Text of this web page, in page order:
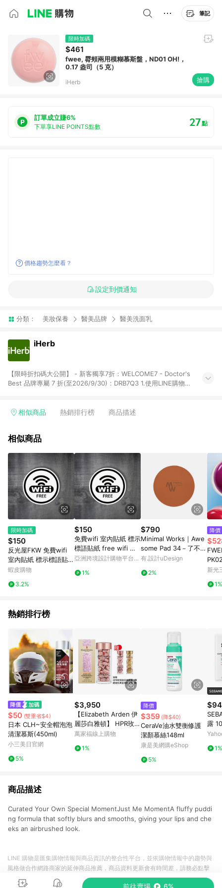
筆記
限時加碼
$461
fwee, 脣頰兩用模糊慕斯盤，ND01 OH!，
0.17 盎司（5 克）
iHerb 搶購
訂單成立賺6%
下單享LINE POINTS點數 27點
價格趨勢怎麼看？
設定到價通知
分類： 美妝保養 醫美品牌 醫美洗面乳
iHerb
【限時折扣碼大公開】 - 新客獨享7折：WELCOME7 - Doctor's
Best 品牌專屬 7 折(至2026/9/30)：DRB7Q3 1.使用LINE購物下
物頁面上提供的折扣碼，則不符合LINE POINTS 回饋資格（官方
碼或獎勵代碼 （會獲得獎勵金） 、英文數字亂數組合，如
格。 4.符合贈點資格者，將於出貨後3個工作日陸續發送交易訊
息通知。 5.點數將於廠商出貨後，隔天起算85天後陸續確認發
送。 6.國際商家之商品金額及回饋點數依據將以商品未稅價格為
準。 7.國際商家之商品金額可能受匯率影響而有微幅差異。 8. 如
需確認訂單回饋資格，僅提供訂購後60天內的訂單查詢。 9.多筆
訂單連續下單 : 每一筆訂單皆需獨立從LINE購物完成跳轉，在您
完成一筆訂單的跳轉及結帳後，若需再次下單，請務必重新透過
LINE購物跳轉至iHerb後再完成下單及結帳。
相似商品 熱銷排行榜 商品描述
相似商品
限時加碼
$150
反光屋FKW 免費wifi
室內貼紙 標示標語貼紙
free wifi 防水貼紙 營
民宿 商店
蝦皮購物
3.2%
$150
免費wifi 室內貼紙 標示
標語貼紙 free wifi 防
水貼紙 營業 網路
亞洲跨境設計購物平台
1%
$790
Minimal Works｜Awe
some Pad 34－了不起
的圓型墊 直徑34cm
有.設計uDesign
2%
降價
新光
1%
熱銷排行榜
$50 (雙重省$4)
日本 CLH~安全帽泡泡
清潔慕斯(450ml)
小三美日官網
5%
$3,950
【Elizabeth Arden 伊
麗莎白雅頓】 HPR玫瑰
金抗痕膠囊 60顆 加贈1
萬家福線上購物
1%
降價
$359 (降$40)
CeraVe油水雙衡修護
潔顏慕絲148ml
康是美網購eShop
5%
露
1%
商品描述
Curated Your Own Special MomentJust Me MomentA fluffy puddi
ng formula that softly blurs and smooths, giving your lips and che
eks an airbrushed look.
前往賣場 6%
LINE 購物是匯集購物情報與商品資訊的整合性平台，並依購物情報中的趨勢與
風格做合作網路商家的延伸商品推薦，商品資料更新會有時間差，請務必點擊
商品至各合作網路商家，確認現售價與購物條件，一切資訊以合作廠商網頁為